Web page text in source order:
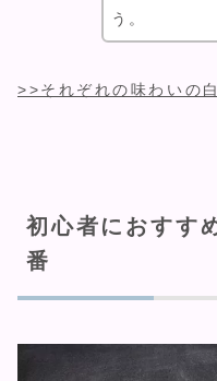
う。
>>それぞれの味わいの
初心者におすす
番